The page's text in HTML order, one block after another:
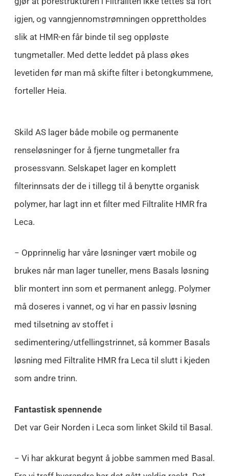
igjen, og vanngjennomstrømningen opprettholdes
slik at HMR-en får binde til seg oppløste
tungmetaller. Med dette leddet på plass økes
levetiden før man må skifte filter i betongkummene,
forteller Heia.
Skild AS lager både mobile og permanente
renseløsninger for å fjerne tungmetaller fra
prosessvann. Selskapet lager en komplett
filterinnsats der de i tillegg til å benytte organisk
polymer, har lagt inn et filter med Filtralite HMR fra
Leca.
− Opprinnelig har våre løsninger vært mobile og
brukes når man lager tuneller, mens Basals løsning
blir montert inn som et permanent anlegg. Polymer
må doseres i vannet, og vi har en passiv løsning
med tilsetning av stoffet i
sedimentering/utfellingstrinnet, så kommer Basals
løsning med Filtralite HMR fra Leca til slutt i kjeden
som andre trinn.
Fantastisk spennende
Det var Geir Norden i Leca som linket Skild til Basal.
− Vi har akkurat begynt å jobbe sammen med Basal.